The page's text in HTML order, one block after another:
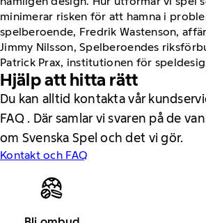
minimerar risken för att hamna i
spelberoende, Fredrik Wastenson,
Jimmy Nilsson, Spelberoendes
Patrick Prax, institutionen för
Hjälp att hitta rätt
Du kan alltid kontakta vår
FAQ . Där samlar vi svaren på de
om Svenska Spel och det vi gör.
Kontakt och FAQ